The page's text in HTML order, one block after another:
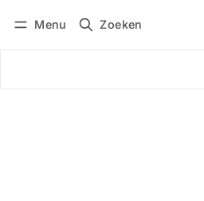
Menu Zoeken